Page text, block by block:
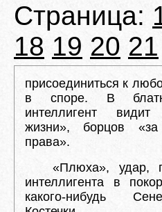
Страница:
18 19 20 21
присоединиться к
в споре. В
интеллигент видит
жизни», борцов
права».
«Плюха», удар,
интеллигента в
какого-нибудь